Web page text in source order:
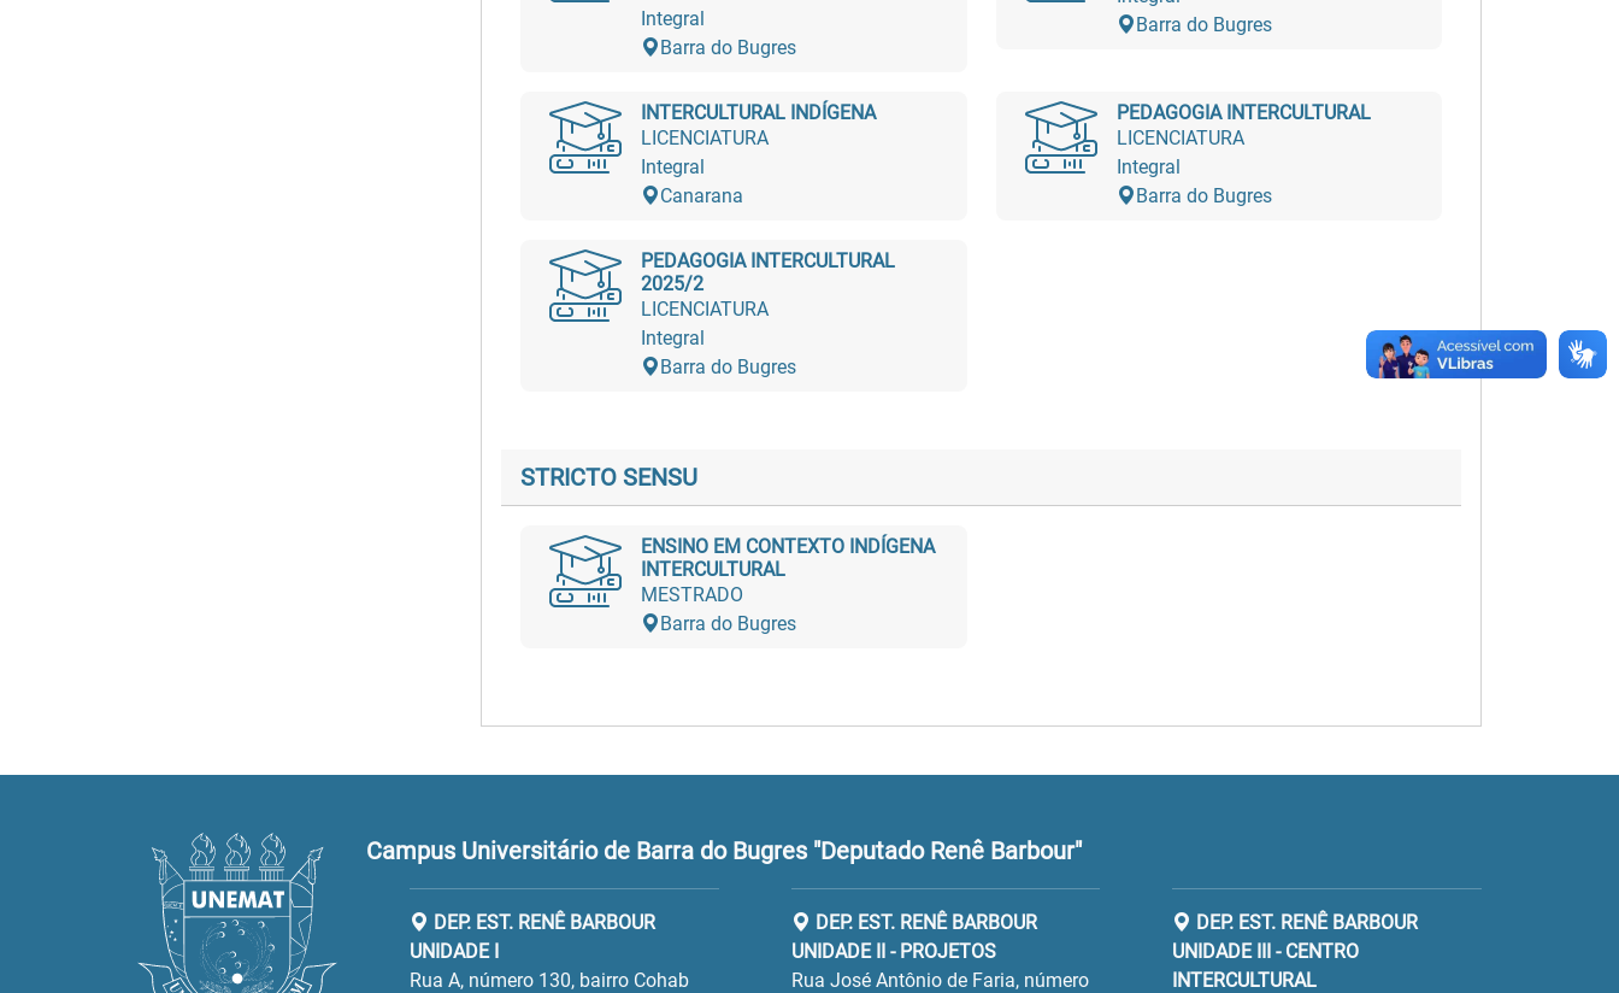
Integral
Barra do Bugres
Barra do Bugres
INTERCULTURAL INDÍGENA
LICENCIATURA
Integral
Canarana
PEDAGOGIA INTERCULTURAL
LICENCIATURA
Integral
Barra do Bugres
PEDAGOGIA INTERCULTURAL
2025/2
LICENCIATURA
Integral
Barra do Bugres
STRICTO SENSU
ENSINO EM CONTEXTO INDÍGENA
INTERCULTURAL
MESTRADO
Barra do Bugres
Campus Universitário de Barra do Bugres "Deputado Renê Barbour"
DEP. EST. RENÊ BARBOUR
UNIDADE I
Rua A, número 130, bairro Cohab
DEP. EST. RENÊ BARBOUR
UNIDADE II - PROJETOS
Rua José Antônio de Faria, número
DEP. EST. RENÊ BARBOUR
UNIDADE III - CENTRO
INTERCULTURAL